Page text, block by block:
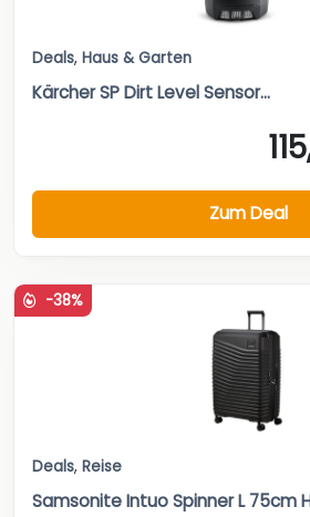
Deals, Haus & Garten
Kärcher SP Dirt Level Sensor...
Zum Deal
-38%
Deals, Reise
Samsonite Intuo Spinner L 75cm